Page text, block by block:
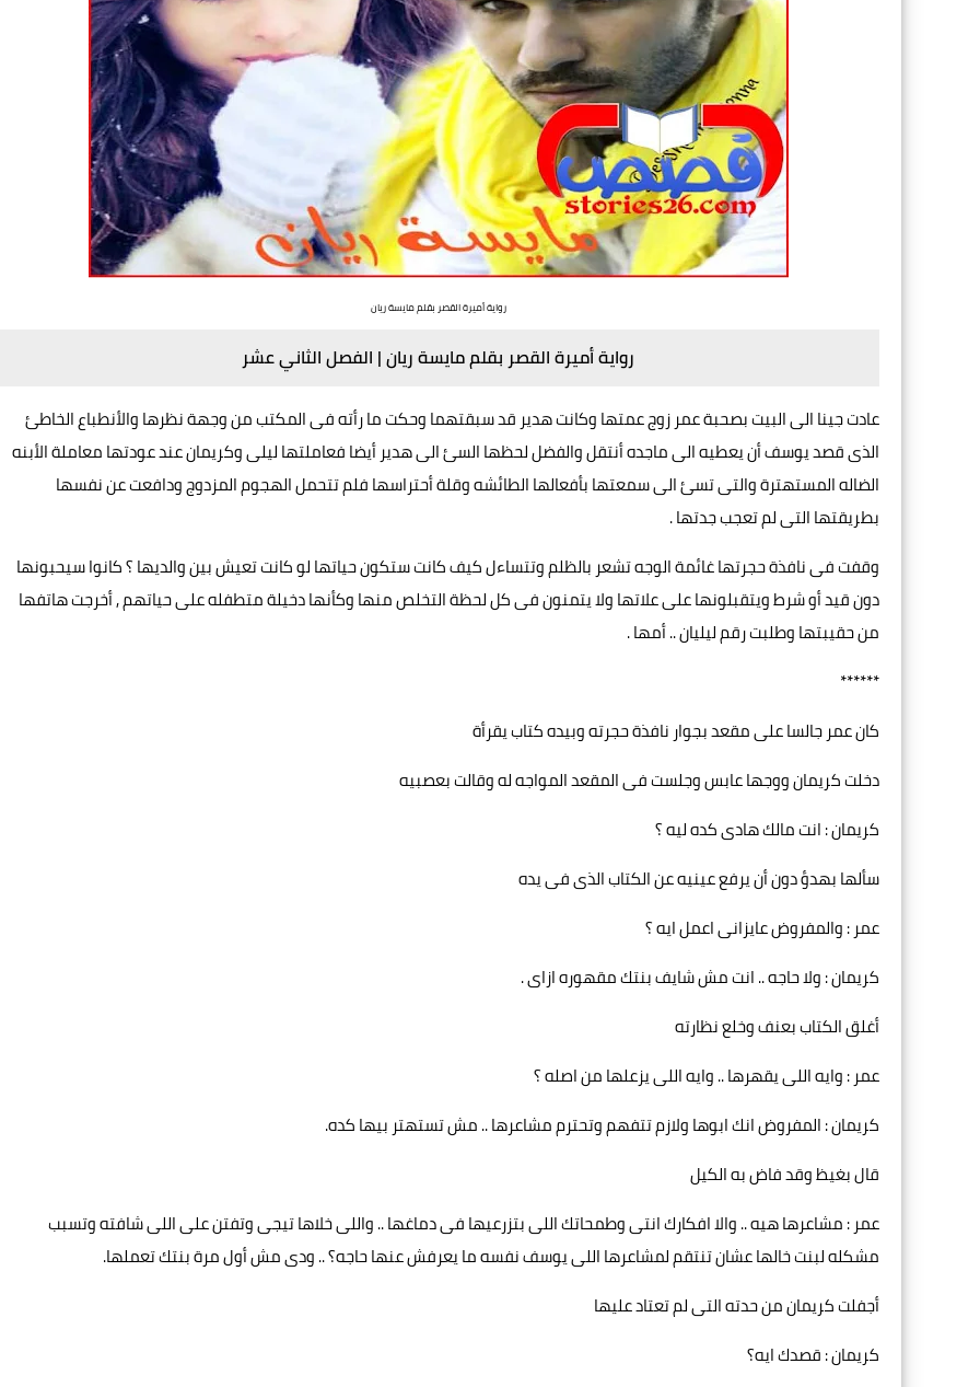
رواية أميرة القصر بقلم مايسة ريان
رواية أميرة القصر بقلم مايسة ريان | الفصل الثاني عشر
عادت جينا الى البيت بصحبة عمر زوج عمتها وكانت هدير قد سبقتهما وحكت ما رأته فى المكتب من وجهة نظرها والأنطباع الخاطئ
الذى قصد يوسف أن يعطيه الى ماجده أنتقل والفضل لحظها السئ الى هدير أيضا فعاملتها ليلى وكريمان عند عودتها معاملة الأبنه
الضاله المستهترة والتى تسئ الى سمعتها بأفعالها الطائشه وقلة أحتراسها فلم تتحمل الهجوم المزدوج ودافعت عن نفسها
بطريقتها التى لم تعجب جدتها .
وقفت فى نافذة حجرتها غائمة الوجه تشعر بالظلم وتتساءل كيف كانت ستكون حياتها لو كانت تعيش بين والديها ؟ كانوا سيحبونها
دون قيد أو شرط ويتقبلونها على علاتها ولا يتمنون فى كل لحظة التخلص منها وكأنها دخيلة متطفله على حياتهم , أخرجت هاتفها
من حقيبتها وطلبت رقم ليليان .. أمها .
******
كان عمر جالسا على مقعد بجوار نافذة حجرته وبيده كتاب يقرأة
دخلت كريمان ووجها عابس وجلست فى المقعد المواجه له وقالت بعصبيه
كريمان : انت مالك هادى كده ليه ؟
سألها بهدؤ دون أن يرفع عينيه عن الكتاب الذى فى يده
عمر : والمفروض عايزانى اعمل ايه ؟
كريمان : ولا حاجه .. انت مش شايف بنتك مقهوره ازاى .
أغلق الكتاب بعنف وخلع نظارته
عمر : وايه اللى يقهرها .. وايه اللى يزعلها من اصله ؟
كريمان : المفروض انك ابوها ولازم تتفهم وتحترم مشاعرها .. مش تستهتر بيها كده.
قال بغيظ وقد فاض به الكيل
عمر : مشاعرها هيه .. والا افكارك انتى وطمحاتك اللى بتزرعيها فى دماغها .. واللى خلاها تيجى وتفتن على اللى شافته وتسبب
مشكله لبنت خالها عشان تنتقم لمشاعرها اللى يوسف نفسه ما يعرفش عنها حاجه؟ .. ودى مش أول مرة بنتك تعملها.
أجفلت كريمان من حدته التى لم تعتاد عليها
كريمان : قصدك ايه؟